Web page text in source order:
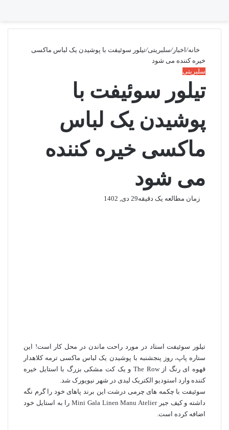
خانه/اخبار/سلبریتی/تیلور سوئیفت با پوشیدن یک لباس ماکسی
خیره کننده می شود
سلبریتی
تیلور سوئیفت با
پوشیدن یک لباس
ماکسی خیره کننده
می شود
29 دی, 1402زمان مطالعه یک دقیقه
تیلور سوئیفت استاد در مورد راحت ماندن در محل کار است! این
ستاره پاپ، روز پنجشنبه با پوشیدن یک لباس ماکسی ترمه کلاهدار
قهوه‌ ای رنگ از The Row و یک کت مشکی بزرگ با استایل خیره
کننده وارد استودیو الکتریک لیدی در شهر نیویورک شد.
سوئیفت با چکمه های چرمی درشت این برند پاهای خود را گرم نگه
داشته و کیف جیر Mini Gala Linen Manu Atelier را به استایل خود
اضافه کرده است.